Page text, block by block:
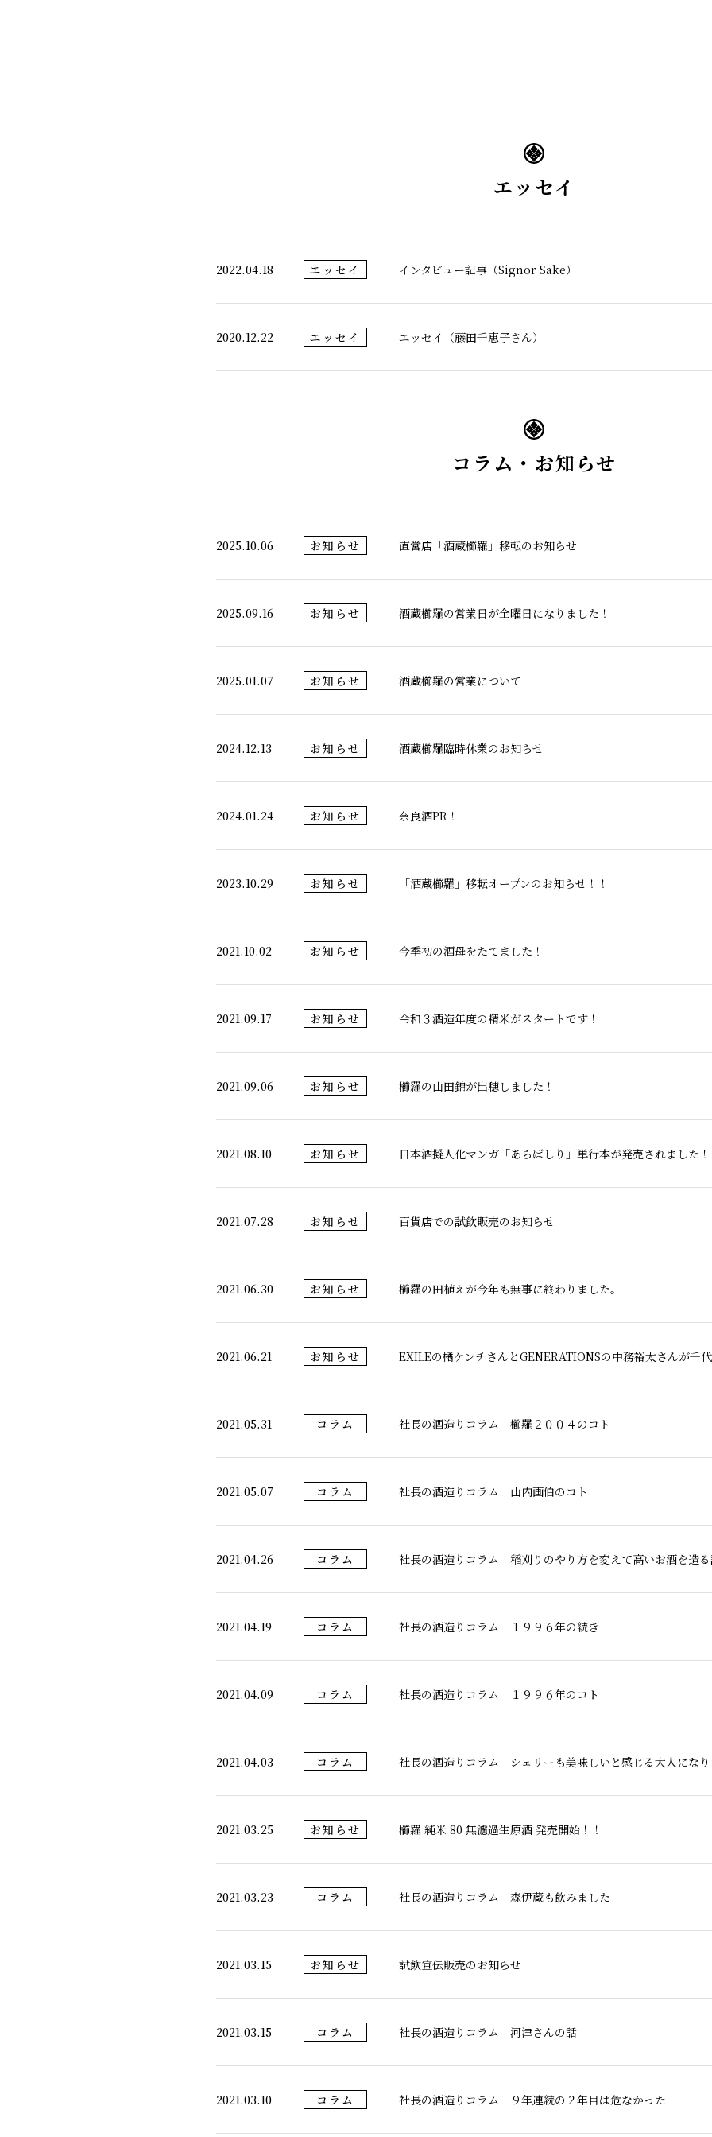
千代酒造トップ
蔵のこだわり
櫛羅
コラム・お知ら
お問い合わせ
エッセイ
2022.04.18 エッセイ インタビュー記事（Signor Sake）
2020.12.22 エッセイ エッセイ（藤田千恵子さん）
コラム・お知らせ
2025.10.06 お知らせ 直営店「酒蔵櫛羅」移転のお知らせ
2025.09.16 お知らせ 酒蔵櫛羅の営業日が全曜日になりました！
2025.01.07 お知らせ 酒蔵櫛羅の営業について
2024.12.13 お知らせ 酒蔵櫛羅臨時休業のお知らせ
2024.01.24 お知らせ 奈良酒PR！
2023.10.29 お知らせ 「酒蔵櫛羅」移転オープンのお知らせ！！
2021.10.02 お知らせ 今季初の酒母をたてました！
2021.09.17 お知らせ 令和３酒造年度の精米がスタートです！
2021.09.06 お知らせ 櫛羅の山田錦が出穂しました！
2021.08.10 お知らせ 日本酒擬人化マンガ「あらばしり」単行本が発売されました！
2021.07.28 お知らせ 百貨店での試飲販売のお知らせ
2021.06.30 お知らせ 櫛羅の田植えが今年も無事に終わりました。
2021.06.21 お知らせ EXILEの橘ケンチさんとGENERATIONSの中務裕太さんが千
2021.05.31 コラム 社長の酒造りコラム 櫛羅２００４のコト
2021.05.07 コラム 社長の酒造りコラム 山内画伯のコト
2021.04.26 コラム 社長の酒造りコラム 稲刈りのやり方を変えて高いお酒を造
2021.04.19 コラム 社長の酒造りコラム １９９６年の続き
2021.04.09 コラム 社長の酒造りコラム １９９６年のコト
2021.04.03 コラム 社長の酒造りコラム シェリーも美味しいと感じる大人にな
2021.03.25 お知らせ 櫛羅 純米 80 無濾過生原酒 発売開始！！
2021.03.23 コラム 社長の酒造りコラム 森伊蔵も飲みました
2021.03.15 お知らせ 試飲宣伝販売のお知らせ
2021.03.15 コラム 社長の酒造りコラム 河津さんの話
2021.03.10 コラム 社長の酒造りコラム ９年連続の２年目は危なかった